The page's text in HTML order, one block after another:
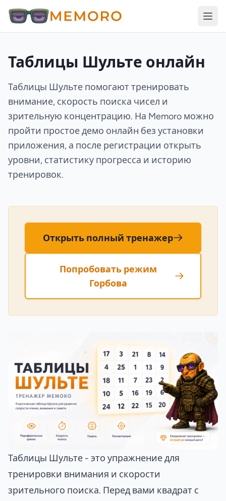
Таблицы Шульте онлайн
Таблицы Шульте помогают тренировать
внимание, скорость поиска чисел и
зрительную концентрацию. На Memoro можно
пройти простое демо онлайн без установки
приложения, а после регистрации открыть
уровни, статистику прогресса и историю
тренировок.
Открыть полный тренажер
Попробовать режим
Горбова
Таблицы Шульте - это упражнение для
тренировки внимания и скорости
зрительного поиска. Перед вами квадрат с